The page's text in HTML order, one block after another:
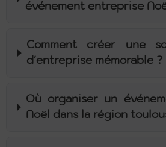
événement entreprise
Comment créer une
d'entreprise mémorable ?
Où organiser un
Noël dans la région